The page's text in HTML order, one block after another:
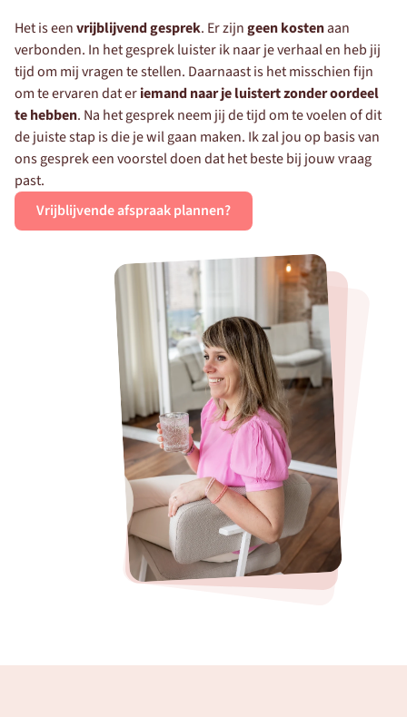
Het is een vrijblijvend gesprek. Er zijn geen kosten aan
verbonden. In het gesprek luister ik naar je verhaal en heb jij
tijd om mij vragen te stellen. Daarnaast is het misschien fijn
om te ervaren dat er iemand naar je luistert zonder oordeel
te hebben. Na het gesprek neem jij de tijd om te voelen of dit
de juiste stap is die je wil gaan maken. Ik zal jou op basis van
ons gesprek een voorstel doen dat het beste bij jouw vraag
past.
Vrijblijvende afspraak plannen?